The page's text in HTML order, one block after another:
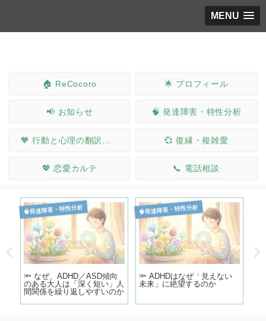
MENU
🏠 ReCocoro 🌟 プロフィール
📢 お知らせ 🧠 発達障害・特性分析
💞 復縁・複雑愛
💖 恋愛カルテ 📞 電話相談
🧠発達障害・特性分析
🔦 なぜ、ADHD／ASD傾向
のある大人は「深く短い」人
間関係を繰り返しやすいのか
🧠発達障害・特性分析
🔦 ADHDはなぜ「見えない
未来」に絶望するのか